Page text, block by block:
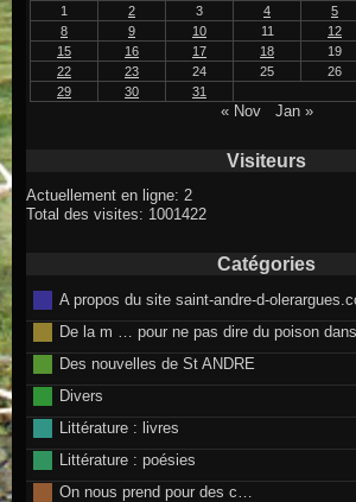
1 2 3 4 5
8
9 10 11 12
15
16 17 18 19
22
23 24 25 26
29
30 31
« Nov Jan »
Visiteurs
Actuellement en ligne: 2
Total des visites: 1001422
Catégories
A propos du site saint-andre-d-
De la m … pour ne pas dire du poison
Des nouvelles de St ANDRE
Divers
Littérature : livres
Littérature : poésies
On nous prend pour des c…